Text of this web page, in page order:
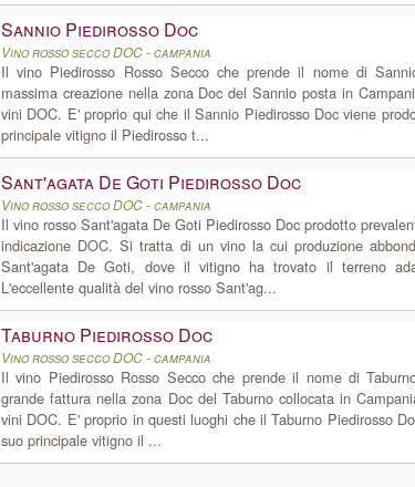
Sannio Piedirosso Doc
Vino rosso secco DOC - campania
Il vino Piedirosso Rosso Secco che prende il nome di
massima creazione nella zona Doc del Sannio posta in
vini DOC. E' proprio qui che il Sannio Piedirosso Doc viene
principale vitigno il Piedirosso t...
Sant'agata De Goti Piedirosso Doc
Vino rosso secco DOC - campania
Il vino rosso Sant'agata De Goti Piedirosso Doc prodotto
indicazione DOC. Si tratta di un vino la cui produzione
Sant'agata De Goti, dove il vitigno ha trovato il terreno
L'eccellente qualità del vino rosso Sant'ag...
Taburno Piedirosso Doc
Vino rosso secco DOC - campania
Il vino Piedirosso Rosso Secco che prende il nome di
grande fattura nella zona Doc del Taburno collocata in
vini DOC. E' proprio in questi luoghi che il Taburno Piedirosso
suo principale vitigno il ...